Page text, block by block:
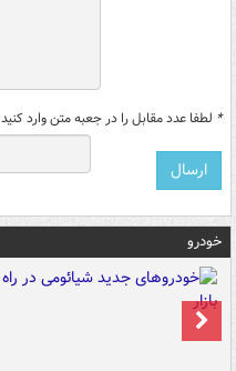
* لطفا عدد مقابل را در جعبه متن وارد کنید
خودرو